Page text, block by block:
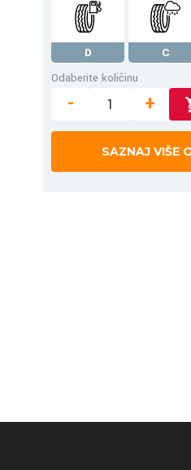
D C
Odaberite količinu
- +
SAZNAJ VIŠE